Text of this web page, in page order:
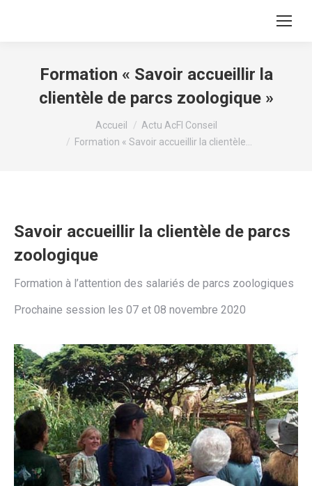
Formation « Savoir accueillir la
clientèle de parcs zoologique »
Accueil
Actu AcFI Conseil
Formation « Savoir accueillir la clientèle…
Savoir accueillir la clientèle de parcs
zoologique
Formation à l’attention des salariés de parcs zoologiques
Prochaine session les 07 et 08 novembre 2020